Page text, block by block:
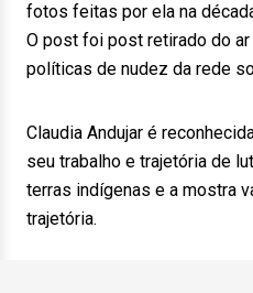
fotos feitas por ela na
O post foi post retirado do
políticas de nudez da rede
Claudia Andujar é
seu trabalho e trajetória de
terras indígenas e a mostra
trajetória.